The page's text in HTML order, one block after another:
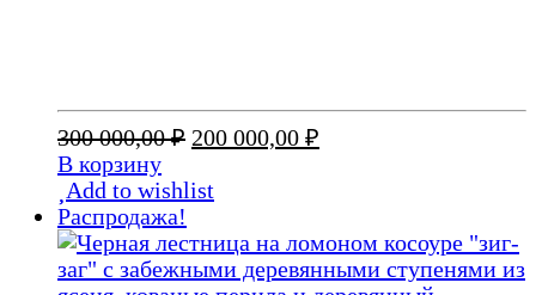
300 000,00₽ Первоначальная
составляла
000,00 ₽.
200 000,00 ₽
В корзину
Add to wishlist
Распродажа!